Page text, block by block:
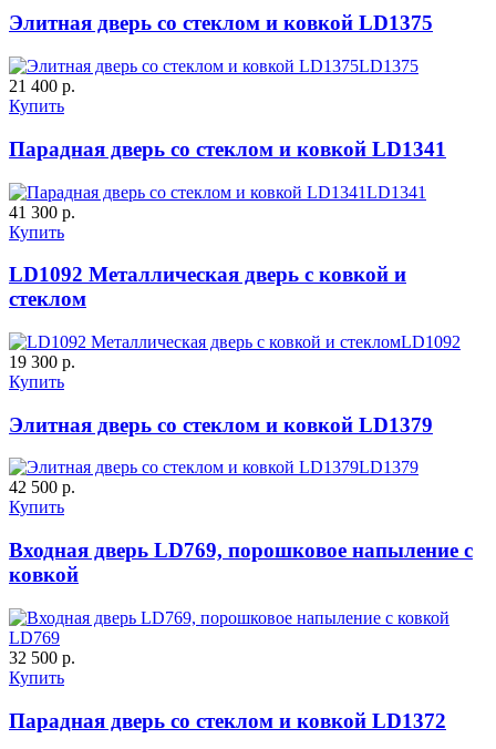
К-11 С
К-36 46 30
C65 C66
Элитная дверь со стеклом и ковкой LD1375
LD1375
21 400 р.
Купить
Парадная дверь со стеклом и ковкой LD1341
LD1341
41 300 р.
Купить
LD1092 Металлическая дверь с ковкой и
стеклом
LD1092
19 300 р.
Купить
Элитная дверь со стеклом и ковкой LD1379
LD1379
42 500 р.
Купить
Входная дверь LD769, порошковое напыление с
ковкой
LD769
32 500 р.
Купить
Парадная дверь со стеклом и ковкой LD1372